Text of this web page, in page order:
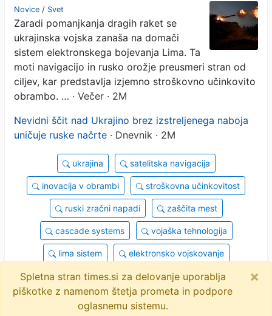
Novice / Svet
Zaradi pomanjkanja dragih raket se
ukrajinska vojska zanaša na domači
sistem elektronskega bojevanja Lima. Ta
moti navigacijo in rusko orožje preusmeri stran od
ciljev, kar predstavlja izjemno stroškovno učinkovito
obrambo. … · Večer · 2M
Nevidni ščit nad Ukrajino brez izstreljenega naboja
uničuje ruske načrte · Dnevnik · 2M
ukrajina satelitska navigacija
inovacija v obrambi stroškovna učinkovitost
ruski zračni napadi zaščita mest
cascade systems vojaška tehnologija
lima sistem elektronsko vojskovanje
objavi tvitaj
2 novici
Spletna stran times.si za delovanje uporablja
piškotke z namenom štetja prometa in podpore
oglasnemu sistemu.
×